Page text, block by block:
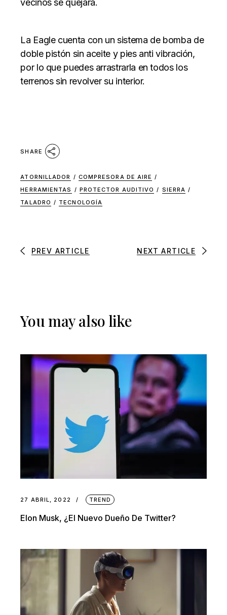
vecinos se quejará.
La Eagle cuenta con un sistema de bomba de
doble pistón sin aceite y pies anti vibración,
por lo que puedes arrastrarla en todos los
terrenos sin revolver su interior.
SHARE
ATORNILLADOR / COMPRESORA DE AIRE /
HERRAMIENTAS / PROTECTOR AUDITIVO / SIERRA /
TALADRO / TECNOLOGÍA
PREV ARTICLE NEXT ARTICLE
You may also like
27 ABRIL, 2022 TREND
Elon Musk, ¿el Nuevo Dueño De Twitter?